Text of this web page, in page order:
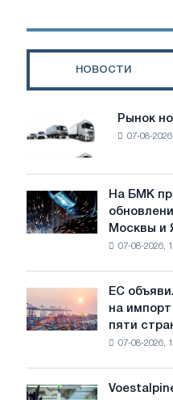
BO
НОВОСТИ
Рынок
новых
грузовиков
в
июле
Рынок
07-08-
На
БМК
произвели
трамвайных
путей
Ярославля
На БМК
Москвы и
07-08-2026,
объявил
окончательные
холоднокатаной
ЕС
на
пяти
07-08-2026,
Voestalpine